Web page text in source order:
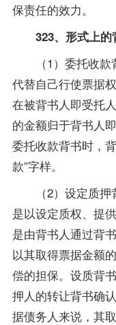
保责任的效力。
323、形式上的
（1）委托收款
代替自己行使票据
在被背书人即受托
的金额归于背书人
委托收款背书时，
款”字样。
（2）设定质押
是以设定质权、提
是由背书人通过背
以其取得票据金额
偿的担保。设质背
押人的转让背书确
据债务人来说，其